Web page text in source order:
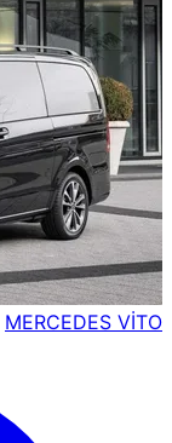
MERCEDES VİTO